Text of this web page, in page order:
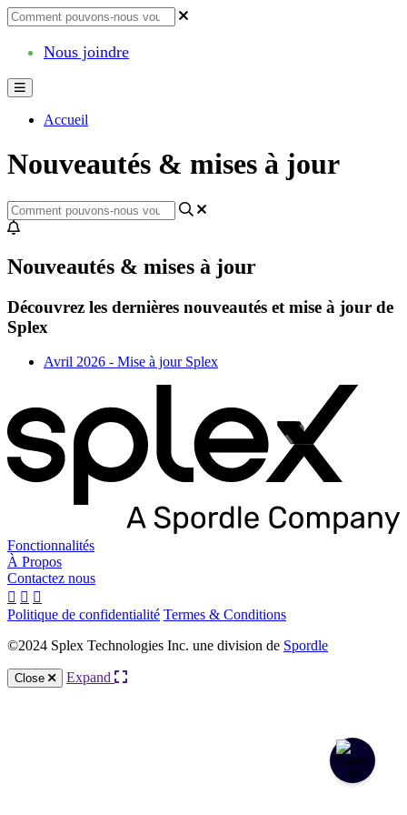
Nous joindre
Accueil
Nouveautés & mises à jour
Nouveautés & mises à jour
Découvrez les dernières nouveautés et mise à jour de
Splex
Avril 2026 - Mise à jour Splex
Fonctionnalités
À Propos
Contactez nous
Politique de confidentialité Termes & Conditions
©2024 Splex Technologies Inc. une division de Spordle
Close Expand